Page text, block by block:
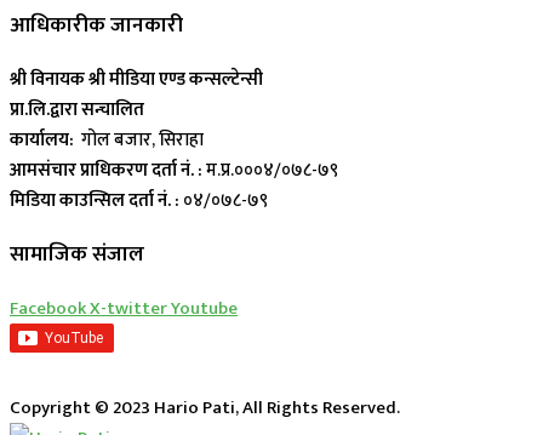
आधिकारीक जानकारी
श्री विनायक श्री मीडिया एण्ड कन्सल्टेन्सी
प्रा.लि.द्वारा सन्चालित
कार्यालय: गोल बजार, सिराहा
आमसंचार प्राधिकरण दर्ता नं. :म.प्र.०००४/०७८-७९
मिडिया काउन्सिल दर्ता नं. : ०४/०७८-७९
सामाजिक संजाल
FacebookX-twitterYoutube
Copyright © 2023 Hario Pati, All Rights Reserved.